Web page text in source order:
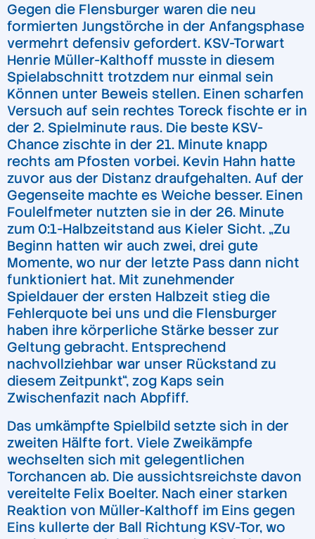
Gegen die Flensburger waren die neu
formierten Jungstörche in der Anfangsphase
vermehrt defensiv gefordert. KSV-Torwart
Henrie Müller-Kalthoff musste in diesem
Spielabschnitt trotzdem nur einmal sein
Können unter Beweis stellen. Einen scharfen
Versuch auf sein rechtes Toreck fischte er in
der 2. Spielminute raus. Die beste KSV-
Chance zischte in der 21. Minute knapp
rechts am Pfosten vorbei. Kevin Hahn hatte
zuvor aus der Distanz draufgehalten. Auf der
Gegenseite machte es Weiche besser. Einen
Foulelfmeter nutzten sie in der 26. Minute
zum 0:1-Halbzeitstand aus Kieler Sicht. „Zu
Beginn hatten wir auch zwei, drei gute
Momente, wo nur der letzte Pass dann nicht
funktioniert hat. Mit zunehmender
Spieldauer der ersten Halbzeit stieg die
Fehlerquote bei uns und die Flensburger
haben ihre körperliche Stärke besser zur
Geltung gebracht. Entsprechend
nachvollziehbar war unser Rückstand zu
diesem Zeitpunkt“, zog Kaps sein
Zwischenfazit nach Abpfiff.
Das umkämpfte Spielbild setzte sich in der
zweiten Hälfte fort. Viele Zweikämpfe
wechselten sich mit gelegentlichen
Torchancen ab. Die aussichtsreichste davon
vereitelte Felix Boelter. Nach einer starken
Reaktion von Müller-Kalthoff im Eins gegen
Eins kullerte der Ball Richtung KSV-Tor, wo